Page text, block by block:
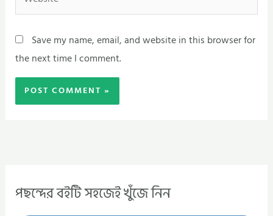
Save my name, email, and website in this browser for
the next time I comment.
পছন্দের বইটি সহজেই খুঁজে নিন